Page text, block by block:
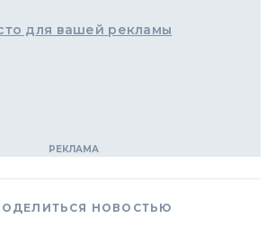
для вашей рекламы
НОВОСТЬЮ